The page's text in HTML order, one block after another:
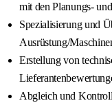
mit den Planungs-
Spezialisierung und
Ausrüstung/
Erstellung von
Abgleich und